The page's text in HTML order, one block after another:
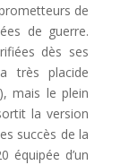
de
de guerre.
dès ses
très placide
mais le plein
la version
succès de la
équipée d’un